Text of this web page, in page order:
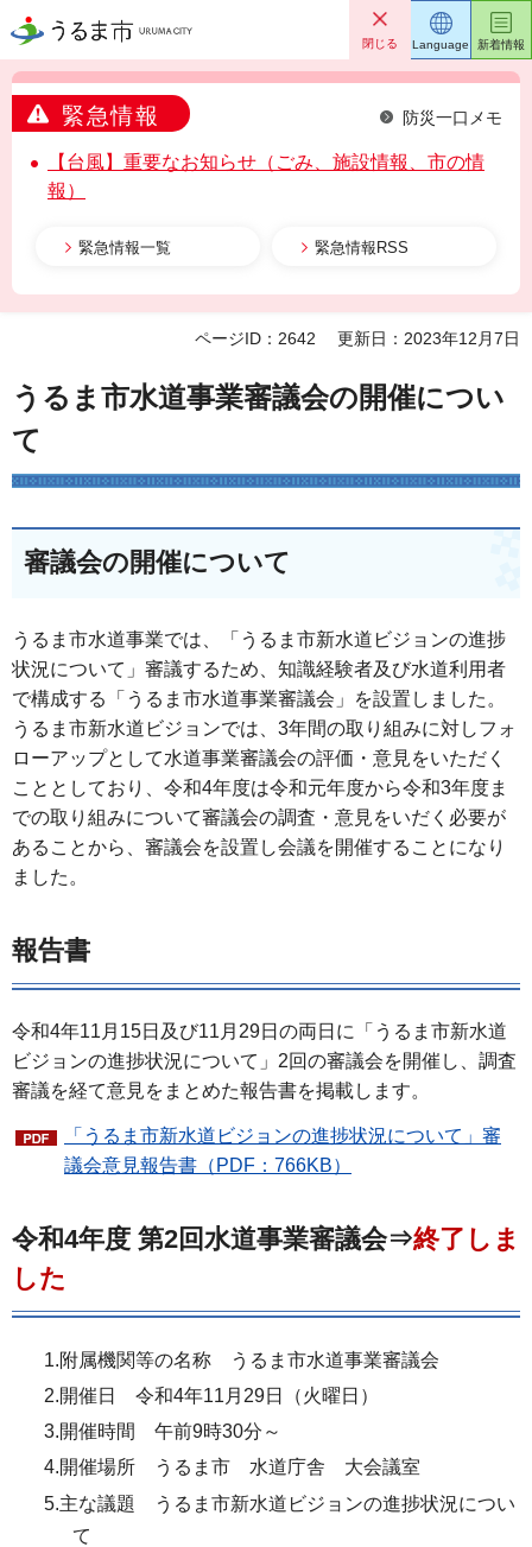
うるま市 閉じる
緊急情報 防災一口メモ
【台風】重要なお知らせ（ごみ、施設情報、市の情
報）
緊急情報一覧 緊急情報RSS
Language 新着情報
ページID：2642 更新日：2023年12月7日
うるま市水道事業審議会の開催につい
て
審議会の開催について
うるま市水道事業では、「うるま市新水道ビジョンの進捗
状況について」審議するため、知識経験者及び水道利用者
で構成する「うるま市水道事業審議会」を設置しました。
うるま市新水道ビジョンでは、3年間の取り組みに対しフォ
ローアップとして水道事業審議会の評価・意見をいただく
こととしており、令和4年度は令和元年度から令和3年度ま
での取り組みについて審議会の調査・意見をいだく必要が
あることから、審議会を設置し会議を開催することになり
ました。
報告書
令和4年11月15日及び11月29日の両日に「うるま市新水道
ビジョンの進捗状況について」2回の審議会を開催し、調査
審議を経て意見をまとめた報告書を掲載します。
「うるま市新水道ビジョンの進捗状況について」審
議会意見報告書（PDF：766KB）
令和4年度 第2回水道事業審議会⇒終了しま
した
1.附属機関等の名称 うるま市水道事業審議会
2.開催日 令和4年11月29日（火曜日）
3.開催時間 午前9時30分～
4.開催場所 うるま市 水道庁舎 大会議室
5.主な議題 うるま市新水道ビジョンの進捗状況につい
て